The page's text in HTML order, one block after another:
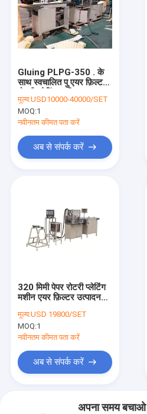
Gluing PLPG-350 . के
साथ स्वचालित पु एयर फ़िल्टर
मूल्य:USD10000-40000/SET
MOQ:1
नवीनतम कीमत पता करें
अब से संपर्क करें
320 मिमी पेपर रोटरी प्लेटिंग
मशीन एयर फ़िल्टर उत्पादन
मूल्य:USD 19800/SET
MOQ:1
नवीनतम कीमत पता करें
अब से संपर्क करें
अपना समय बचाओ